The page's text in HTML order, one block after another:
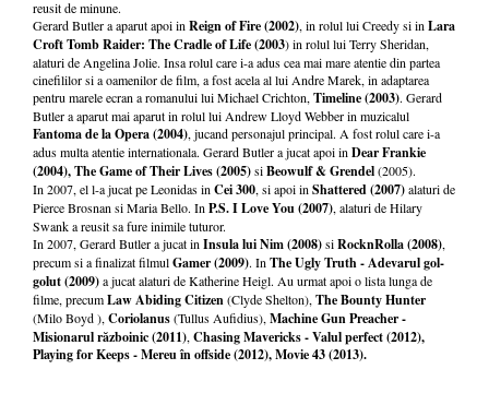
reusit de minune.
Gerard Butler a aparut apoi in Reign of Fire (2002), in rolul lui Creedy si in Lara
Croft Tomb Raider: The Cradle of Life (2003) in rolul lui Terry Sheridan,
alaturi de Angelina Jolie. Insa rolul care i-a adus cea mai mare atentie din partea
cinefililor si a oamenilor de film, a fost acela al lui Andre Marek, in adaptarea
pentru marele ecran a romanului lui Michael Crichton, Timeline (2003). Gerard
Butler a aparut mai aparut in rolul lui Andrew Lloyd Webber in muzicalul
Fantoma de la Opera (2004), jucand personajul principal. A fost rolul care i-a
adus multa atentie internationala. Gerard Butler a jucat apoi in Dear Frankie
(2004), The Game of Their Lives (2005)siBeowulf & Grendel(2005).
In 2007, el l-a jucat pe Leonidas in Cei 300, si apoi in Shattered (2007)alaturi de
Pierce Brosnan si Maria Bello. In P.S. I Love You (2007), alaturi de Hilary
Swank a reusit sa fure inimile tuturor.
In 2007, Gerard Butler a jucat in Insula lui Nim (2008)siRocknRolla (2008),
precum si a finalizat filmulGamer (2009). In The Ugly Truth - Adevarul gol-
golut (2009)a jucat alaturi de Katherine Heigl. Au urmat apoi o lista lunga de
filme, precumLaw Abiding Citizen(Clyde Shelton), The Bounty Hunter
(Milo Boyd ), Coriolanus(Tullus Aufidius), Machine Gun Preacher -
Misionarul războinic (2011), Chasing Mavericks - Valul perfect (2012),
Playing for Keeps - Mereu în offside (2012), Movie 43 (2013).